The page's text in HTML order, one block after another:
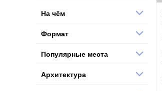
На чём
Формат
Популярные места
Архитектура